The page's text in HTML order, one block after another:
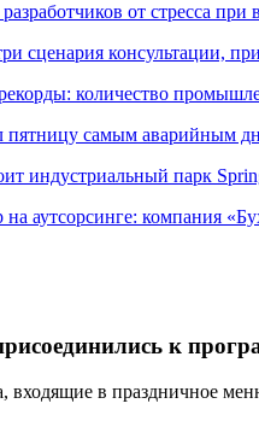
от стресса
сценария консультации,
количество
пятницу самым аварийным
индустриальный парк
аутсорсинге: компания
к
входящие в праздничное